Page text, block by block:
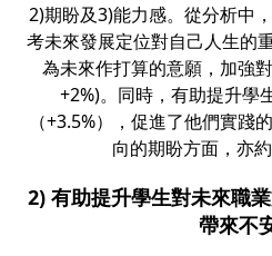
2)期盼及3)能力感。從分析中
考未來發展定位對自己人生的
為未來作打算的意願，加強
+2%)。同時，有助提升學
（+3.5%），促進了他們實踐
向的期盼方面，亦約
2) 有助提升學生對未來職
帶來不